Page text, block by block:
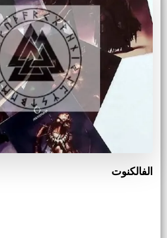
الفالكنوت